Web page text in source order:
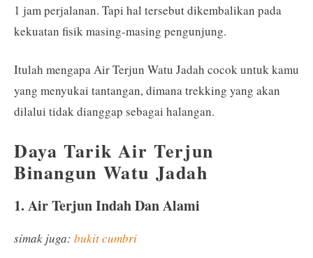
1 jam perjalanan. Tapi hal tersebut dikembalikan pada
kekuatan fisik masing-masing pengunjung.
Itulah mengapa Air Terjun Watu Jadah cocok untuk kamu
yang menyukai tantangan, dimana trekking yang akan
dilalui tidak dianggap sebagai halangan.
Daya Tarik Air Terjun
Binangun Watu Jadah
1. Air Terjun Indah Dan Alami
simak juga: bukit cumbri